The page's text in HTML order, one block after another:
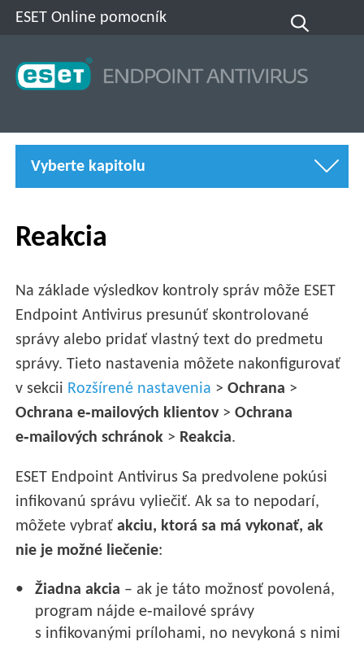
ESET Online pomocník
Vyberte kapitolu
Reakcia
Na základe výsledkov kontroly správ môže ESET
Endpoint Antivirus presunúť skontrolované
správy alebo pridať vlastný text do predmetu
správy. Tieto nastavenia môžete nakonfigurovať
v sekcii Rozšírené nastavenia >Ochrana >
Ochrana e‑mailových klientov>Ochrana
e‑mailových schránok > Reakcia.
ESET Endpoint Antivirus Sa predvolene pokúsi
infikovanú správu vyliečiť. Ak sa to nepodarí,
môžete vybraťakciu, ktorá sa má vykonať, ak
nie je možné liečenie:
Žiadna akcia – ak je táto možnosť povolená,
program nájde e‑mailové správy
s infikovanými prílohami, no nevykoná s nimi